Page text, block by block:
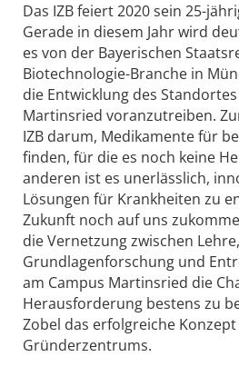
Das IZB feiert 2020 sein 25-
Gerade in diesem Jahr wird
es von der Bayerischen
Biotechnologie-Branche in
die Entwicklung des
Martinsried voranzutreiben.
IZB darum, Medikamente für
finden, für die es noch keine
anderen ist es unerlässlich,
Lösungen für Krankheiten zu
Zukunft noch auf uns
die Vernetzung zwischen Lehre,
Grundlagenforschung und
am Campus Martinsried die
Herausforderung bestens zu
Zobel das erfolgreiche Konzept
Gründerzentrums.